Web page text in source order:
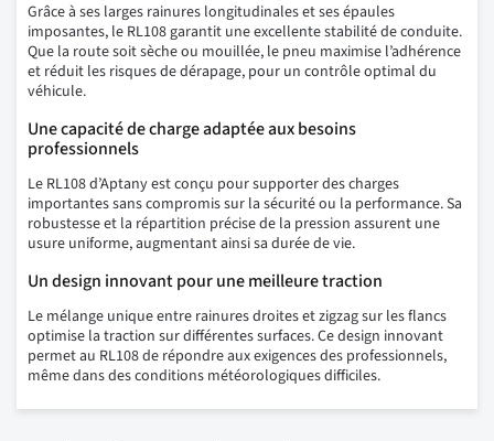
Grâce à ses larges rainures longitudinales et ses épaules
imposantes, le RL108 garantit une excellente stabilité de conduite.
Que la route soit sèche ou mouillée, le pneu maximise l’adhérence
et réduit les risques de dérapage, pour un contrôle optimal du
véhicule.
Une capacité de charge adaptée aux besoins
professionnels
Le RL108 d’Aptany est conçu pour supporter des charges
importantes sans compromis sur la sécurité ou la performance. Sa
robustesse et la répartition précise de la pression assurent une
usure uniforme, augmentant ainsi sa durée de vie.
Un design innovant pour une meilleure traction
Le mélange unique entre rainures droites et zigzag sur les flancs
optimise la traction sur différentes surfaces. Ce design innovant
permet au RL108 de répondre aux exigences des professionnels,
même dans des conditions météorologiques difficiles.